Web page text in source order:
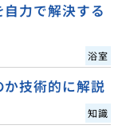
力で解決する
浴室
技術的に解説
知識